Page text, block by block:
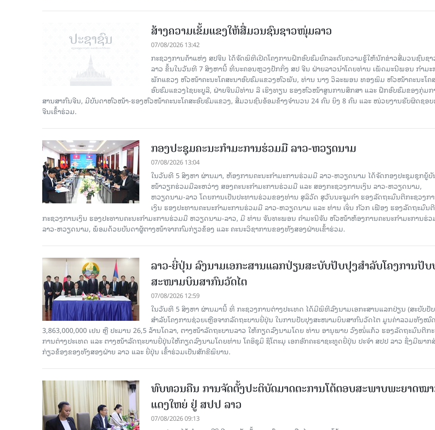
ສ້າງຄວາມເຂັ້ມແຂງໃຫ້ສື່ມວນຊົນຊາວໜຸ່ມລາວ
07/08/2026 13:42
ກະຊວງການຄ້າແຫ່ງ ສປຈີນ ໄດ້ຈັດພິທີເປີດໂຄງການຝຶກອົບຮົມຍົກລະດັບຄວາມຮູ້ໃຫ້ນັກຂ່າວສື່ມວນຊົນຊ
ລາວ ຂຶ້ນໃນວັນທີ 7 ສິງຫານີ້ ທີ່ນະຄອນຫຼວງປັກກິ່ງ ສປ ຈີນ ຝ່າຍລາວນໍາໂດຍທ່ານ ເພັດມະນີພອນ ກຳມະ
ພັກແຂວງ ຫົວໜ້າຄະນະໂຄສະນາອົບຮົມແຂວງຫົວພັນ, ທ່ານ ນາງ ວິລະພອນ ທອງພິມ ຫົວໜ້າຄະນະໂຄ
ອົບຮົມແຂວງໄຊຍະບູລີ, ຝ່າຍຈີນມີທ່ານ ລີ ເຮິງທຽນ ຮອງຫົວໜ້າສູນການສຶກສາ ແລະ ຝຶກອົບຮົມຂອງກຸ່ມ
ສານສາກົນຈີນ, ມີບັນດາຫົວໜ້າ-ຮອງຫົວໜ້າຄະນະໂຄສະອົບຮົມແຂວງ, ສື່ມວນຊົນອ້ອມຂ້າງຈຳນວນ 24 ຄົນ ຍິງ 8 ຄົນ ແລະ ໜ່ວຍງານຮັບຜິດຊອ
ຈີນເຂົ້າຮ່ວມ.
ກອງປະຊຸມຄະນະກຳມະການຮ່ວມມື ລາວ-ຫວຽດນາມ
07/08/2026 13:04
ໃນວັນທີ 5 ສິງຫາ ຜ່ານມາ, ຫ້ອງການຄະນະກຳມະການຮ່ວມມື ລາວ-ຫວຽດນາມ ໄດ້ຈັດກອງປະຊຸມຊຸກຍູ້ບັ
ໜ້າວຽກຮ່ວມມືລະຫວ່າງ ສອງຄະນະກຳມະການຮ່ວມມື ແລະ ສອງກະຊວງການເງິນ ລາວ-ຫວຽດນາມ,
ຫວຽດນາມ-ລາວ ໂດຍການເປັນປະທານຮ່ວມຂອງທ່ານ ສຸລິວັດ ສຸວັນນະຈູມຄໍາ ຮອງລັດຖະມົນຕີກະຊວງກ
ເງິນ ຮອງປະທານຄະນະກຳມະການຮ່ວມມື ລາວ-ຫວຽດນາມ ແລະ ທ່ານ ເຈິ່ນ ກັວກ ເຟືອງ ຮອງລັດຖະມົນຕີ
ກະຊວງການເງິນ ຮອງປະທານຄະນະກຳມະການຮ່ວມມື ຫວຽດນາມ-ລາວ, ມີ ທ່ານ ຈັນທະພອນ ຄໍາມະນີຈັນ ຫົວໜ້າຫ້ອງການຄະນະກຳມະການຮ່
ລາວ-ຫວຽດນາມ, ພ້ອມດ້ວຍບັນດາຜູ້ຕາງໜ້າຈາກກົມກ່ຽວຂ້ອງ ແລະ ຄະນະວິຊາການຂອງທັງສອງຝ່າຍເຂົ້າຮ່ວມ.
ລາວ-ຍີ່ປຸ່ນ ລົງນາມເອກະສານແລກປ່ຽນສະບັບປັບປຸງສໍາລັບໂຄງການປັ
ສະໜາມບິນສາກົນວັດໄຕ
07/08/2026 12:59
ໃນວັນທີ 5 ສິງຫາ ຜ່ານມານີ້ ທີ່ ກະຊວງການຕ່າງປະເທດ ໄດ້ມີພິທີລົງນາມເອກະສານແລກປ່ຽນ (ສະບັບປັ
ສໍາລັບໂຄງການຊ່ວຍເຫຼືອຈາກລັດຖະບານຍີ່ປຸ່ນ ໃນການປັບປຸງສະໜາມບິນສາກົນວັດໄຕ ມູນຄ່າລວມທັງໝົ
3,863,000,000 ເຢນ ຫຼື ປະມານ 26,5 ລ້ານໂດລາ, ຕາງໜ້າລັດຖະບານລາວ ໃຫ້ກຽດລົງນາມໂດຍ ທ່ານ ອານຸພາບ ວົງໜໍ່ແກ້ວ ຮອງລັດຖະມົນຕີກ
ການຕ່າງປະເທດ ແລະ ຕາງໜ້າລັດຖະບານຍີ່ປຸ່ນໃຫ້ກຽດລົງນາມໂດຍທ່ານ ໂຄອິຊຸມິ ຊຶໂຕະມຸ ເອກອັກຄະຣາຊະທູດຍີ່ປຸ່ນ ປະຈໍາ ສປປ ລາວ ຊຶ່ງມີພາກ
ກ່ຽວຂ້ອງຂອງທັງສອງຝ່າຍ ລາວ ແລະ ຍີ່ປຸ່ນ ເຂົ້າຮ່ວມເປັນສັກຂີພິຍານ.
ທົບທວນຄືນ ການຈັດຕັ້ງປະຕິບັດມາດຕະການໂຕ້ຕອບສະພາບພະຍາດໝ
ແດງໃຫຍ່ ຢູ່ ສປປ ລາວ
07/08/2026 09:13